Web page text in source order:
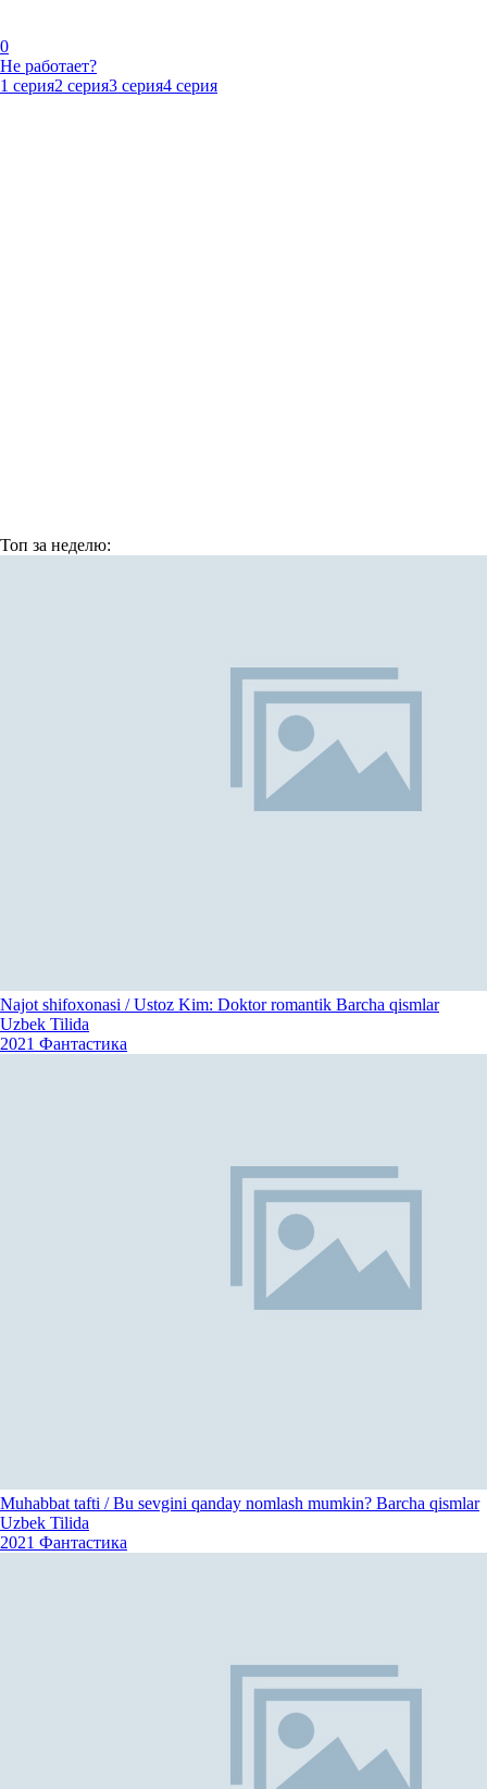
0
Не работает?
1 серия2 серия3 серия4 серия
Топ за неделю:
Najot shifoxonasi / Ustoz Kim: Doktor romantik Barcha qismlar
Uzbek Tilida
2021 Фантастика
Muhabbat tafti / Bu sevgini qanday nomlash mumkin? Barcha qismlar
Uzbek Tilida
2021 Фантастика